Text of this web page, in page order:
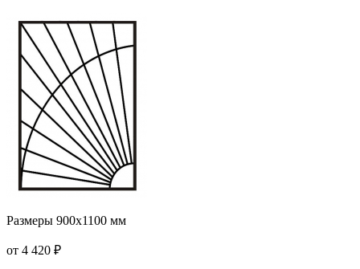
Размеры 900x1100 мм
от 4 420 ₽